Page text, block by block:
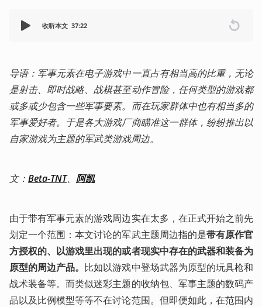
收听本文 37:22
导语：军事元素在电子游戏中一直占有相当高的比重，无论
是射击、即时战略、战棋甚至动作冒险，任何类型的游戏都
或多或少包含一些军事要素。而在玩家群体中也有相当多的
军事爱好者。于是各大游戏厂商瞄准这一群体，纷纷推出以
自家游戏为主题的军武类游戏周边。
文： Beta-TNT、 阿凯
由于带有军事元素的游戏周边实在太多，在正式开始之前先
划定一个范围：本文讨论的军武主题周边指的是带有原作官
方授权的、以游戏里出现的或者现实中存在的武器和装备为
原型的周边产品。 比如以游戏中登场武器为原型的玩具枪和
战术装备等。而类似迷彩主题的收纳包、军事主题的数码产
品以及比例模型等等不在讨论范围。但即便如此，在范围内